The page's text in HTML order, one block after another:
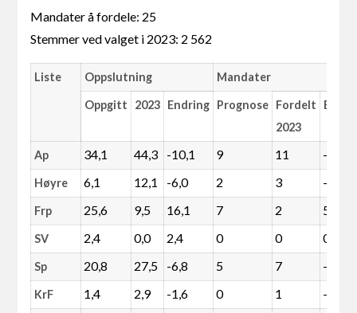
Mandater å fordele: 25
Stemmer ved valget i 2023: 2 562
Liste Oppslutning Mandater
Oppgitt 2023 Endring Prognose Fordelt
2023
Ap 34,1 44,3 -10,1 9 11 -2
Høyre 6,1 12,1 -6,0 2 3 -1
Frp 25,6 9,5 16,1 7 2 5
SV 2,4 0,0 2,4 0 0 0
Sp 20,8 27,5 -6,8 5 7 -2
KrF 1,4 2,9 -1,6 0 1 -1